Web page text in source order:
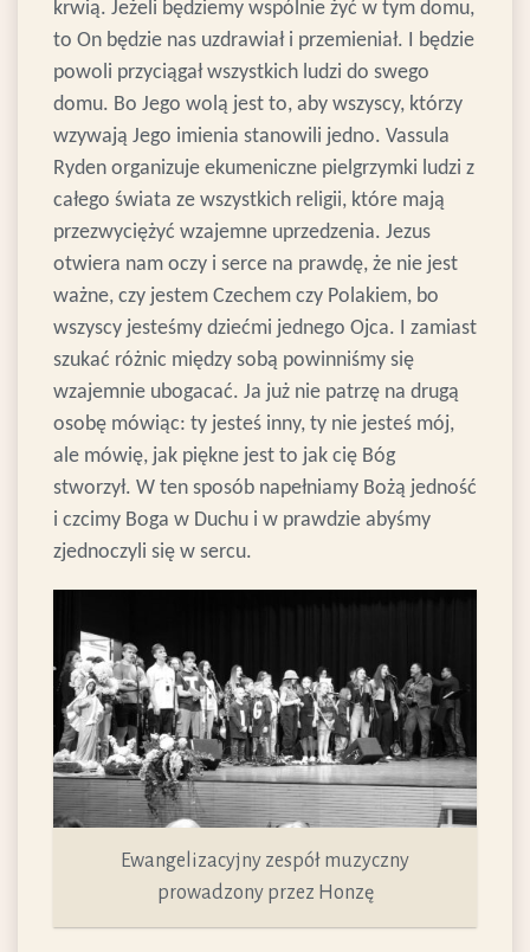
krwią. Jeżeli będziemy wspólnie żyć w tym domu,
to On będzie nas uzdrawiał i przemieniał. I będzie
powoli przyciągał wszystkich ludzi do swego
domu. Bo Jego wolą jest to, aby wszyscy, którzy
wzywają Jego imienia stanowili jedno. Vassula
Ryden organizuje ekumeniczne pielgrzymki ludzi z
całego świata ze wszystkich religii, które mają
przezwyciężyć wzajemne uprzedzenia. Jezus
otwiera nam oczy i serce na prawdę, że nie jest
ważne, czy jestem Czechem czy Polakiem, bo
wszyscy jesteśmy dziećmi jednego Ojca. I zamiast
szukać różnic między sobą powinniśmy się
wzajemnie ubogacać. Ja już nie patrzę na drugą
osobę mówiąc: ty jesteś inny, ty nie jesteś mój,
ale mówię, jak piękne jest to jak cię Bóg
stworzył. W ten sposób napełniamy Bożą jedność
i czcimy Boga w Duchu i w prawdzie abyśmy
zjednoczyli się w sercu.
Ewangelizacyjny zespół muzyczny
prowadzony przez Honzę